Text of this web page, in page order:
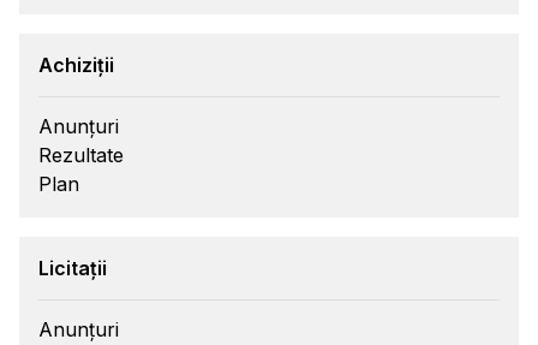
Achiziții
Anunțuri
Rezultate
Plan
Licitații
Anunțuri